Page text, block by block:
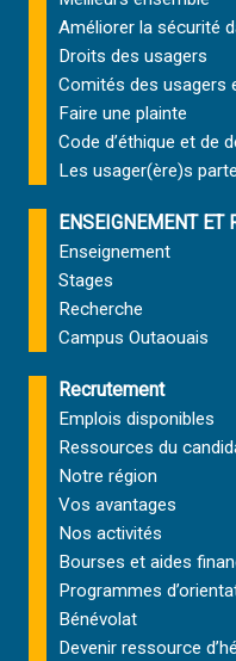
Améliorer la sécurité
Droits des usagers
Comités des usagers
Faire une plainte
Code d’éthique et de
Les usager(ère)s
ENSEIGNEMENT ET
Enseignement
Stages
Recherche
Campus Outaouais
Recrutement
Emplois disponibles
Ressources du
Notre région
Vos avantages
Nos activités
Bourses et aides
Programmes
Bénévolat
Devenir ressource